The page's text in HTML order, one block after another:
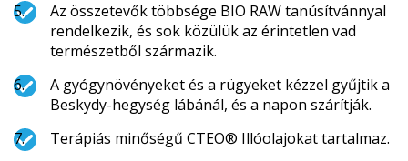
Az összetevők többsége BIO RAW tanúsítvánnyal
rendelkezik, és sok közülük az érintetlen vad
természetből származik.
A gyógynövényeket és a rügyeket kézzel gyűjtik a
Beskydy-hegység lábánál, és a napon szárítják.
Terápiás minőségű CTEO® Illóolajokat tartalmaz.